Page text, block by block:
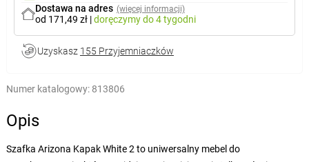
Dostawa na adres (więcej informacji)
od 171,49 zł |doręczymydo 4 tygodni
Uzyskasz 155 Przyjemniaczków
Numer katalogowy: 813806
Opis
Szafka Arizona Kapak White 2 to uniwersalny mebel do